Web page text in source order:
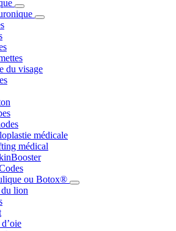
du visage
médicale
médical
ou Botox®
lion